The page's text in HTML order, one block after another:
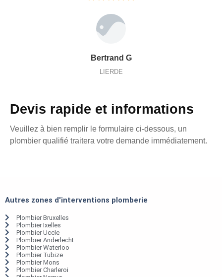
Bertrand G
LIERDE
Devis rapide et informations
Veuillez à bien remplir le formulaire ci-dessous, un
plombier qualifié traitera votre demande immédiatement.
Autres zones d'interventions plomberie
Plombier Bruxelles
Plombier Ixelles
Plombier Uccle
Plombier Anderlecht
Plombier Waterloo
Plombier Tubize
Plombier Mons
Plombier Charleroi